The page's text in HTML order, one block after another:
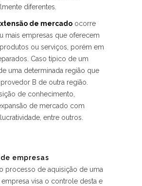
diferentes.
de mercado ocorre
mais empresas que oferecem
ou serviços, porém em
Caso típico de um
uma determinada região que
B de outra região.
de conhecimento,
de mercado com
entre outros.
empresas
processo de aquisição de uma
visa o controle desta e